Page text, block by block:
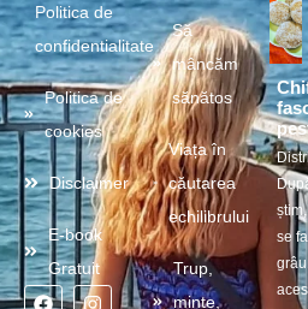
Politica de
confidentialitate
Politica de
cookies
Disclaimer
E-book
Gratuit
Să
mâncăm
sănătos
Viața în
căutarea
echilibrului
Trup,
minte,
se